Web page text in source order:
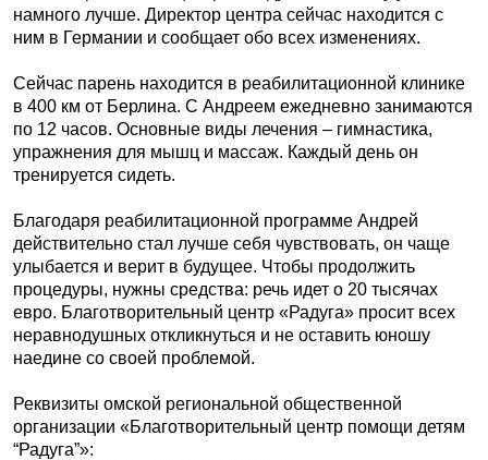
намного лучше. Директор центра сейчас находится с
ним в Германии и сообщает обо всех изменениях.
Сейчас парень находится в реабилитационной клинике
в 400 км от Берлина. С Андреем ежедневно занимаются
по 12 часов. Основные виды лечения – гимнастика,
упражнения для мышц и массаж. Каждый день он
тренируется сидеть.
Благодаря реабилитационной программе Андрей
действительно стал лучше себя чувствовать, он чаще
улыбается и верит в будущее. Чтобы продолжить
процедуры, нужны средства: речь идет о 20 тысячах
евро. Благотворительный центр «Радуга» просит всех
неравнодушных откликнуться и не оставить юношу
наедине со своей проблемой.
Реквизиты омской региональной общественной
организации «Благотворительный центр помощи детям
“Радуга”»: